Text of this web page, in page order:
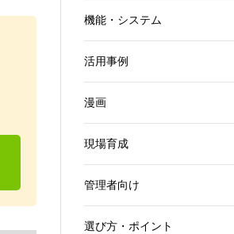
機能・システム
活用事例
漫画
現場育成
管理者向け
選び方・ポイント